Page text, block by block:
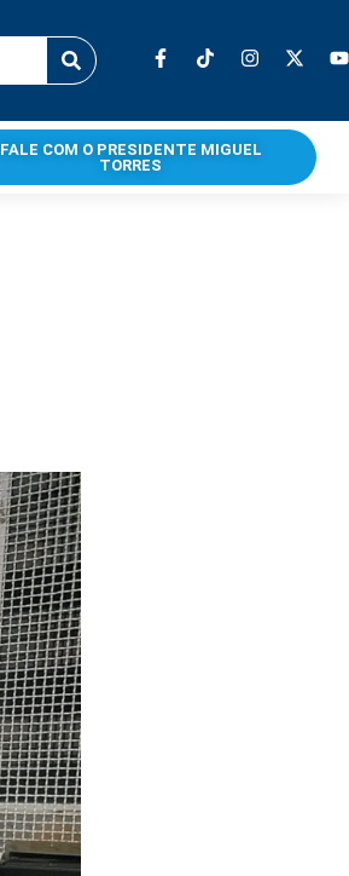
FALE COM O PRESIDENTE MIGUEL
TORRES